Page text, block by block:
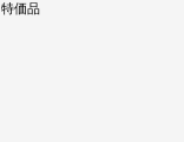
特価品